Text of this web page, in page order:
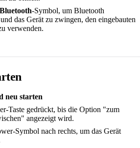
Bluetooth-Symbol, um Bluetooth
das Gerät zu zwingen, den eingebauten
verwenden.
neu starten
Taste gedrückt, bis die Option "zum
angezeigt wird.
Symbol nach rechts, um das Gerät